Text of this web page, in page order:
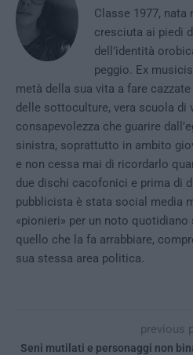
Classe 1977,
cresciuta ai piedi
dell’identità
peggio. Ex
metà della sua vita a fare
delle sottoculture, vera scuola di
consapevolezza che guarire
sinistra, soprattutto in ambito
e non cessa mai di ricordarlo
due dischi cacofonici e prima di
pubblicista è stata social media
«pionieri» per un noto
quello che la fa arrabbiare,
sua stessa area politica.
previous
Seni mutilati e personaggi non